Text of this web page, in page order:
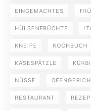
EINGEMACHTES
HÜLSENFRÜCHTE
KNEIPE KOCHBUCH
KÄSESPÄTZLE
NÜSSE
RESTAURANT